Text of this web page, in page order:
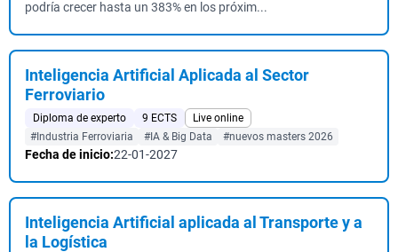
podría crecer hasta un 383% en los próxim...
Inteligencia Artificial Aplicada al Sector
Ferroviario
Diploma de experto 9 ECTS
Live online
#Industria Ferroviaria
#IA & Big Data #nuevos masters 2026
Fecha de inicio:22-01-2027
Inteligencia Artificial aplicada al Transporte y a
la Logística